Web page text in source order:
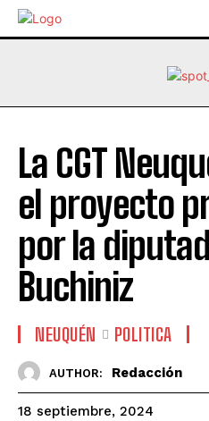
La CGT
el proyecto
por la
Buchiniz
NEUQUÉN POLITICA
AUTHOR: Redacción
18 septiembre, 2024